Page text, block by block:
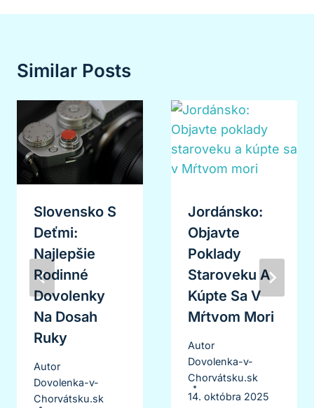
Similar Posts
Slovensko S
Deťmi:
Najlepšie
Rodinné
Dovolenky
Na Dosah
Ruky
Autor
Dovolenka-v-
Chorvátsku.sk
Jordánsko:
Objavte
Poklady
Staroveku A
Kúpte Sa V
Mŕtvom Mori
Autor
Dovolenka-v-
Chorvátsku.sk
14. októbra 2025